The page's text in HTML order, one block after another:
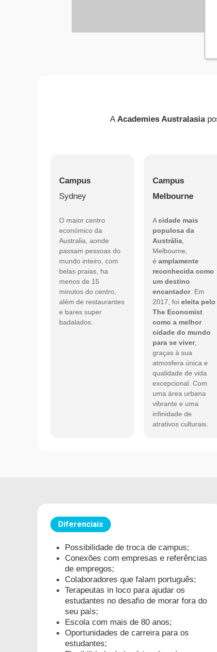
AAcademies Australasia
Campus
Sydney
O maior centro
económico da
Australia, aonde
passam pessoas do
mundo inteiro, com
belas praias, ha
menos de 15
minutos do centro,
além de restaurantes
e bares super
badalados.
Campus
Melbourne
Acidade mais
populosa da
Austrália,
Melbourne,
é amplamente
reconhecida como
um destino
encantador. Em
2017, foi eleita pelo
The Economist
como a melhor
cidade do mundo
para se viver,
graças à sua
atmosfera única e
qualidade de vida
excepcional. Com
uma área urbana
vibrante e uma
infinidade de
atrativos culturais.
Diferenciais
Possibilidade de troca de campus;
Conexões com empresas e referências
de empregos;
Colaboradores que falam português;
Terapeutas in loco para ajudar os
estudantes no desafio de morar fora do
seu país;
Escola com mais de 80 anos;
Oportunidades de carreira para os
estudantes;